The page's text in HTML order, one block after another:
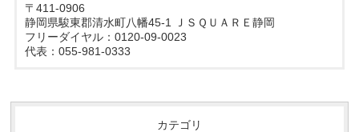
〒411-0906
静岡県駿東郡清水町八幡45-1 ＪＳＱＵＡＲＥ静岡
フリーダイヤル：0120-09-0023
代表：055-981-0333
カテゴリ